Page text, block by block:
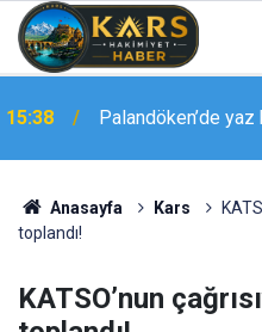
15:15 Elazığ’da
Anasayfa Kars
toplandı!
KATSO’nun